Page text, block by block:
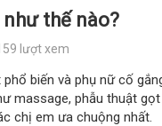
thế nào?
lượt xem
biến và phụ nữ cố
massage, phẫu thuật
chị em ưa chuộng nhất.